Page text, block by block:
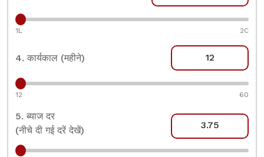
1L 2C
4. कार्यकाल (महीने)
12 60
5. ब्याज दर
(नीचे दी गई दरें देखें)